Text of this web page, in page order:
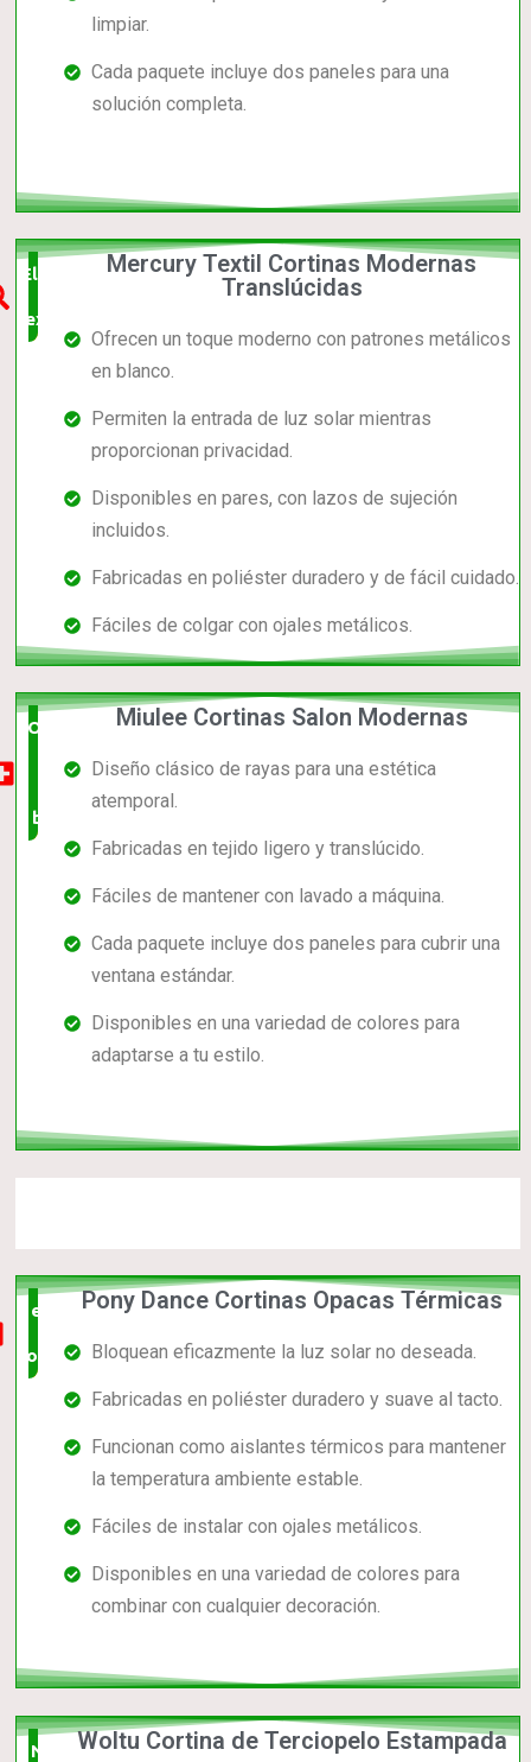
limpiar.
Cada paquete incluye dos paneles para una
solución completa.
Elección
experta
Mercury Textil Cortinas Modernas
Translúcidas
Ofrecen un toque moderno con patrones metálicos
en blanco.
Permiten la entrada de luz solar mientras
proporcionan privacidad.
Disponibles en pares, con lazos de sujeción
incluidos.
Fabricadas en poliéster duradero y de fácil cuidado.
Fáciles de colgar con ojales metálicos.
Opción
muy
buena
Miulee Cortinas Salon Modernas
Diseño clásico de rayas para una estética
atemporal.
Fabricadas en tejido ligero y translúcido.
Fáciles de mantener con lavado a máquina.
Cada paquete incluye dos paneles para cubrir una
ventana estándar.
Disponibles en una variedad de colores para
adaptarse a tu estilo.
el mas
completo
Pony Dance Cortinas Opacas Térmicas
Bloquean eficazmente la luz solar no deseada.
Fabricadas en poliéster duradero y suave al tacto.
Funcionan como aislantes térmicos para mantener
la temperatura ambiente estable.
Fáciles de instalar con ojales metálicos.
Disponibles en una variedad de colores para
combinar con cualquier decoración.
NuevoWoltu Cortina de Terciopelo Estampada